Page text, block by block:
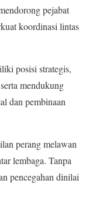
pejabat
koordinasi lintas
posisi strategis,
mendukung
dan pembinaan
perang melawan
lembaga. Tanpa
pencegahan dinilai